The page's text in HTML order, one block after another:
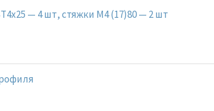
— 4 шт, стяжки М4 (17)80 — 2 шт